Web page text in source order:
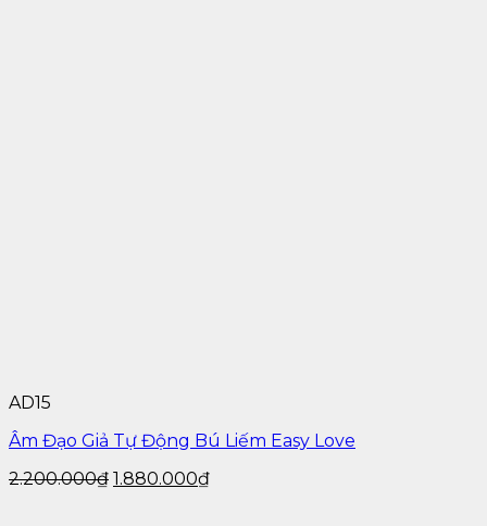
AD15
Âm Đạo Giả Tự Động Bú Liếm Easy Love
2.200.000₫ 1.880.000₫